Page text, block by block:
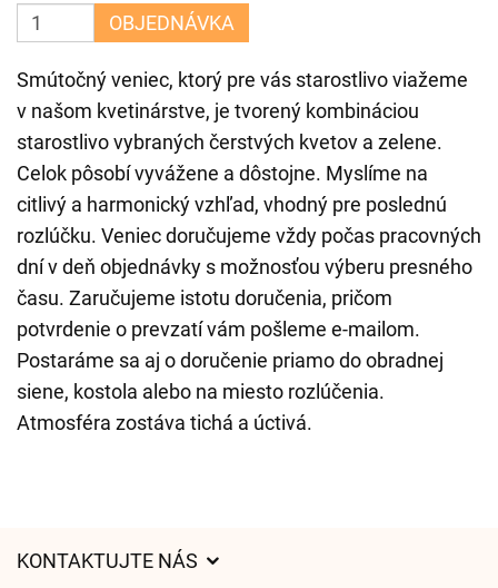
OBJEDNÁVKA
Smútočný veniec, ktorý pre vás starostlivo viažeme
v našom kvetinárstve, je tvorený kombináciou
starostlivo vybraných čerstvých kvetov a zelene.
Celok pôsobí vyvážene a dôstojne. Myslíme na
citlivý a harmonický vzhľad, vhodný pre poslednú
rozlúčku. Veniec doručujeme vždy počas pracovných
dní v deň objednávky s možnosťou výberu presného
času. Zaručujeme istotu doručenia, pričom
potvrdenie o prevzatí vám pošleme e-mailom.
Postaráme sa aj o doručenie priamo do obradnej
siene, kostola alebo na miesto rozlúčenia.
Atmosféra zostáva tichá a úctivá.
KONTAKTUJTE NÁS